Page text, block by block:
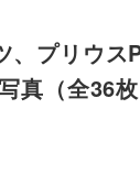
、プリウ
（全36枚